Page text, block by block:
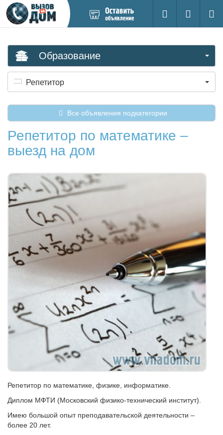
новое
Поиск
Вход на
Образование
Репетитор
Все объявления подкатегории
Репетитор по математике –
выезд на дом
Репетитор по математике, физике, информатике.
Диплом МФТИ (Московский физико-технический институт).
Имею большой опыт преподавательской деятельности –
более 20 лет.